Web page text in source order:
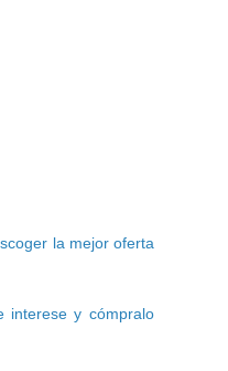
la mejor oferta
y cómpralo